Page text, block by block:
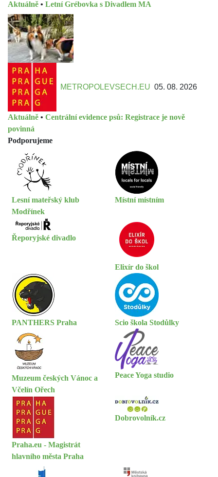
Aktuálně • Letní Grébovka s Divadlem MA
METROPOLEVSECH.EU 05. 08. 2026
Aktuálně • Centrální evidence psů: Registrace je nově
povinná
Podporujeme
Lesní mateřský klub
Modřínek
Místní místním
Řeporyjské divadlo
Elixír do škol
PANTHERS Praha Scio škola Stodůlky
Muzeum českých Vánoc a
Včelín Ořech
Peace Yoga studio
Praha.eu - Magistrát
hlavního města Praha
Dobrovolník.cz